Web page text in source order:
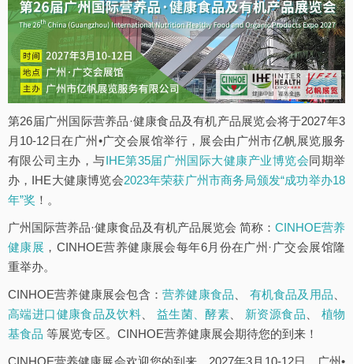
第26届广州国际营养品·健康食品及有机产品展览会将于2027年3
月10-12日在广州•广交会展馆举行，展会由广州市亿帆展览服务
有限公司主办，与IHE第35届广州国际大健康产业博览会同期举
办，IHE大健康博览会2023年荣获广州市商务局颁发“成功举办18
年”奖 ！。
广州国际营养品·健康食品及有机产品展览会 简称： CINHOE营养
健康展 ，CINHOE营养健康展会每年6月份在广州·广交会展馆隆
重举办。
CINHOE营养健康展会包含： 营养健康食品 有机食品及用品
高端进口健康食品及饮料
益生菌、酵素 新资源食品
植物
基食品 等展览专区。CINHOE营养健康展会期待您的到来！
CINHOE营养健康展会欢迎您的到来，2027年3月10-12日，广州•